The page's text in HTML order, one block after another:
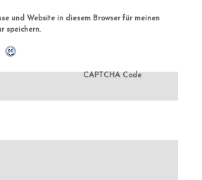
und Website in diesem Browser für meinen
speichern.
CAPTCHA Code